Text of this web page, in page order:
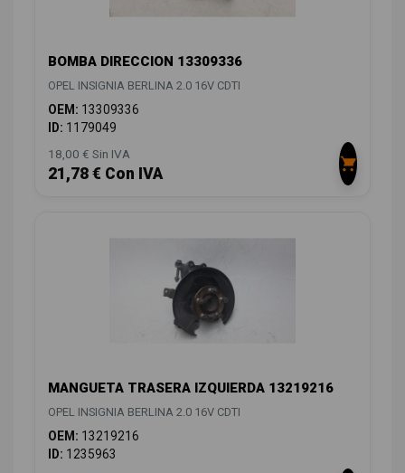
BOMBA DIRECCION 13309336
OPEL INSIGNIA BERLINA 2.0 16V CDTI
OEM: 13309336
ID: 1179049
18,00 € Sin IVA
21,78 € Con IVA
MANGUETA TRASERA IZQUIERDA 13219216
OPEL INSIGNIA BERLINA 2.0 16V CDTI
OEM: 13219216
ID: 1235963